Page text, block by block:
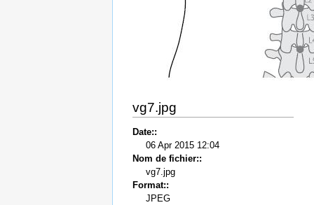
vg7.jpg
Date::
06 Apr 2015 12:04
Nom de fichier::
vg7.jpg
Format::
JPEG